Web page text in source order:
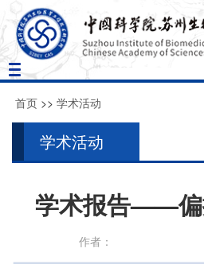
Toggle
navigation
首页 >> 学术活动
学术活动
学术报告——偏
作者：